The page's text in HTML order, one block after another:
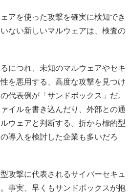
アを使った攻撃を確実に検知でき
ない新しいマルウェアは、検査の
につれ、未知のマルウェアやセキ
を悪用する、高度な攻撃を見つけ
代表例が「サンドボックス」だ。
イルを書き込んだり、外部との通
ウェアと判断する。折から標的型
導入を検討した企業も多いだろ
攻撃に代表されるサイバーセキュ
事実、早くもサンドボックスが抱